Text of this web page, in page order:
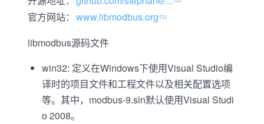
官方网站： www.libmodbus.org
libmodbus源码文件
win32: 定义在Windows下使用Visual Studio编
译时的项目文件和工程文件以及相关配置选项
等。其中，modbus-9.sln默认使用Visual Studi
o 2008。